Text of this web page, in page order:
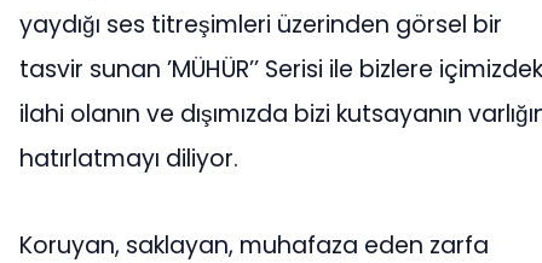
yaydığı ses titreşimleri üzerinden görsel bir
tasvir sunan ’MÜHÜR’’ Serisi ile bizlere
ilahi olanın ve dışımızda bizi kutsayanın
hatırlatmayı diliyor.
Koruyan, saklayan, muhafaza eden zarfa